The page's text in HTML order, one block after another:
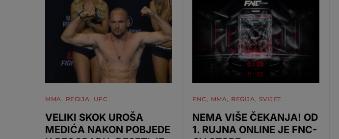
MMA REGIJA UFC
VELIKI SKOK UROŠA
MEDIĆA NAKON POBJEDE
FNC MMA REGIJA SVIJET
NEMA VIŠE ČEKANJA! OD
1. RUJNA ONLINE JE FNC-